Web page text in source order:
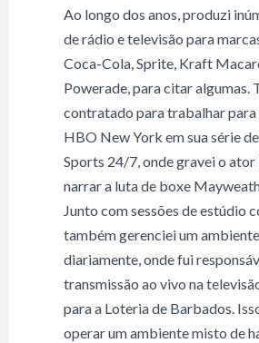
Ao longo dos anos, produzi
de rádio e televisão para
Coca-Cola, Sprite, Kraft
Powerade, para citar algumas.
contratado para trabalhar para
HBO New York em sua série
Sports 24/7, onde gravei o
narrar a luta de boxe
Junto com sessões de estúdio
também gerenciei um
diariamente, onde fui
transmissão ao vivo na
para a Loteria de Barbados.
operar um ambiente misto de